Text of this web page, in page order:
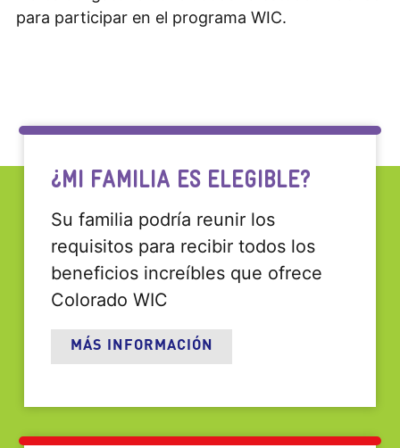
para participar en el programa WIC.
¿MI FAMILIA ES ELEGIBLE?
Su familia podría reunir los
requisitos para recibir todos los
beneficios increíbles que ofrece
Colorado WIC
MÁS INFORMACIÓN